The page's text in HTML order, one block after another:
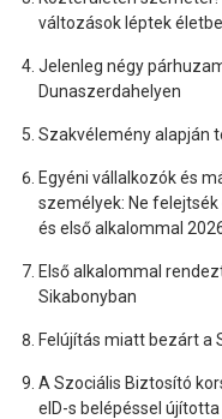
változások léptek
Jelenleg négy
Dunaszerdahelyen
Szakvélemény alapján
Egyéni vállalkozók és
személyek: Ne
és első alkalommal
Első alkalommal
Sikabonyban
Felújítás miatt bezárt a
A Szociális Biztosító
eID-s belépéssel